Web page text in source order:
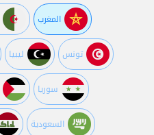
المغرب
تونس ليبيا
سوريا
السعودية